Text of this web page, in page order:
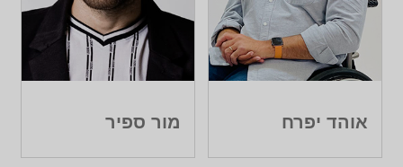
אוהד יפרח מור ספיר